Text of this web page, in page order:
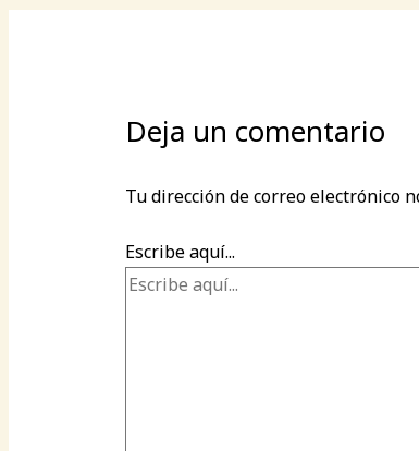
Deja un comentario
Tu dirección de correo electrónico
Escribe aquí...